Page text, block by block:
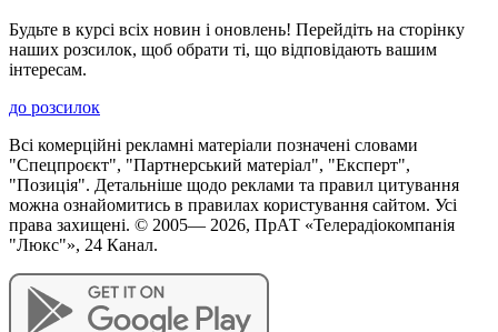
Будьте в курсі всіх новин і оновлень! Перейдіть на сторінку
наших розсилок, щоб обрати ті, що відповідають вашим
інтересам.
до розсилок
Всі комерційні рекламні матеріали позначені словами
"Спецпроєкт", "Партнерський матеріал", "Експерт",
"Позиція". Детальніше щодо реклами та правил цитування
можна ознайомитись в правилах користування сайтом. Усі
права захищені. © 2005— 2026, ПрАТ «Телерадіокомпанія
"Люкс"», 24 Канал.